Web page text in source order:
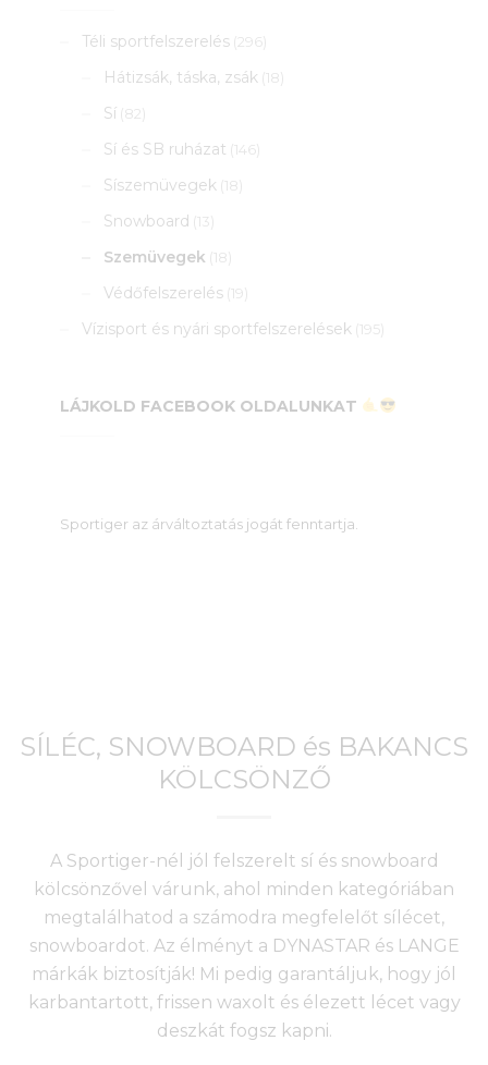
Téli sportfelszerelés (296)
Hátizsák, táska, zsák (18)
Sí (82)
Sí és SB ruházat (146)
Síszemüvegek (18)
Snowboard (13)
Szemüvegek (18)
Védőfelszerelés (19)
Vízisport és nyári sportfelszerelések (195)
LÁJKOLD FACEBOOK OLDALUNKAT
Sportiger az árváltoztatás jogát fenntartja.
SÍLÉC, SNOWBOARD és BAKANCS
KÖLCSÖNZŐ
A Sportiger-nél jól felszerelt sí és snowboard
kölcsönzővel várunk, ahol minden kategóriában
megtalálhatod a számodra megfelelőt sílécet,
snowboardot. Az élményt a DYNASTAR és LANGE
márkák biztosítják! Mi pedig garantáljuk, hogy jól
karbantartott, frissen waxolt és élezett lécet vagy
deszkát fogsz kapni.